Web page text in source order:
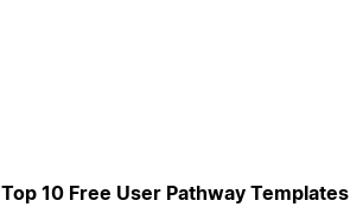
Top 10 Free User Pathway Templates